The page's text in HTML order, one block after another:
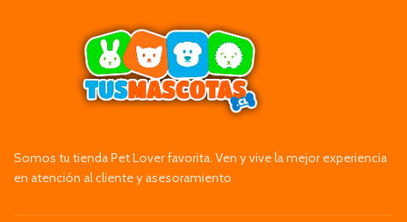
Somos tu tienda Pet Lover favorita. Ven y vive la mejor experiencia
en atención al cliente y asesoramiento